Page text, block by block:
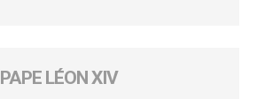
PAPE LÉON XIV